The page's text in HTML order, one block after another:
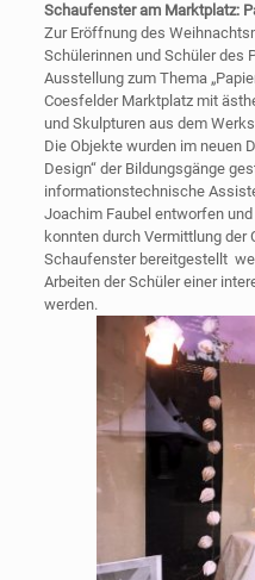
Schaufenster am Marktplatz:
Zur Eröffnung des
Schülerinnen und Schüler des
Ausstellung zum Thema
Coesfelder Marktplatz mit
und Skulpturen aus dem
Die Objekte wurden im neuen
Design“ der Bildungsgänge
informationstechnische
Joachim Faubel entworfen
konnten durch Vermittlung
Schaufenster bereitgestellt
Arbeiten der Schüler einer
werden.